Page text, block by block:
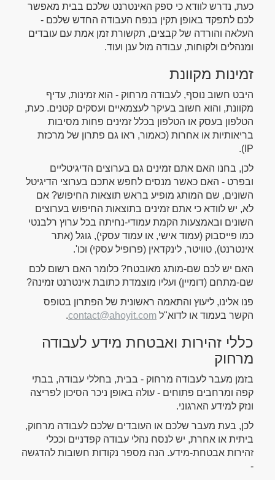
כעת, נדרש לוודא כי ספק האינטרנט שלכם בבית מאפשר
לכם לתפקד באופן תקין בנפח העבודה החדש שלכם -
העלאה והורדה של קבצים, תקשורת זמן אמת עם עובדים
ומנהלים ולקוחות, עבודה מול ענן ועוד.
זמינות מקוונת
היבט חשוב נוסף, לעבודה מרחוק - הוא זמינות, עדיף
מקוונת, והוא חשוב בעיקר לעצמאיים ועסקים קטנים. כעת,
הטלפון בעסק או הטלפון בכלל זמינים פחות מסיבות
בריאותיות או אחרות (כאמור, ראו גם פתרון של מרכזת
IP).
לכן, בחנו האם אתם זמינים גם בערוצים הדיגיטליים
ובפרט - האם כאשר מנסים לחפש אתכם בערוצי הדיגיטל
השונים, שם המותג מופיע בראש תוצאות החיפוש? אם
לא, יש לוודא כי אתם זמינים בתוצאות החיפוש בערוצים
השונים ובאמצעות הקמת עמודי-נחיתה בכל ערוץ רלבנטי
כמו פייסבוק (עמוד אישי, או עמוד עסקי), גוגל (אתר
אינטרנט), טוויטר, לינקדאין (פרופיל עסקי) וכו'.
האם יש לכם שם-מותג מאובטח? כלומר האם רשום לכם
שם-מתחם (דומיין) ועליו מוצמדת כתובת אינטרנט זמינה?
פנו אלינו, ליעוץ והתאמה ראשונית של הפתרון בטופס
הקשר בעמוד או לדוא"ל contact@ahoyit.com
.
כללי זהירות ואבטחת מידע לעבודה
מרחוק
בזמן מעבר לעבודה מרחוק - בבית, בחללי עבודה, בבתי
קפה ומרחבים פתוחים - עולה באופן ניכר הסיכון לפריצה
ונזק למידע הארגוני.
לכן, בעת מעבר שלכם או העובדים שלכם לעבודה מרחוק,
ביתית או אחרת, יש לנסח נהלי עבודה קפדניים וככלי
זהירות אבטחת-מידע. הנה מספר נקודות חשובות להדגשה
-